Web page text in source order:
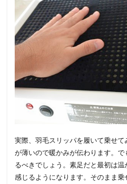
実際、羽毛スリッパを履いて乗せ
が薄いので暖かみが伝わります。
るべきでしょう。素足だと最初は温
感じるようになります。そのまま